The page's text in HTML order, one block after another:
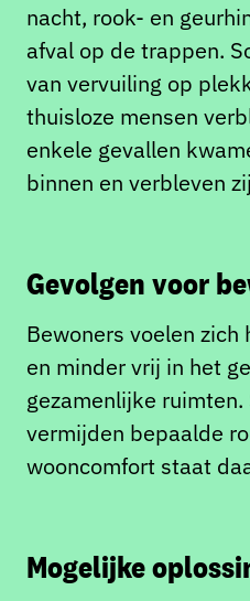
nacht, rook- en
afval op de trappen.
van vervuiling op
thuisloze mensen
enkele gevallen
binnen en verbleven
Gevolgen voor
Bewoners voelen
en minder vrij in het
gezamenlijke
vermijden bepaalde
wooncomfort staat
Mogelijke